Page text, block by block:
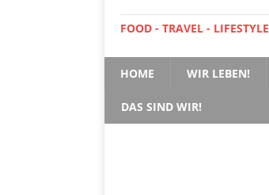
FOOD - TRAVEL - LIFESTYLE
HOME WIR LEBEN!
DAS SIND WIR!